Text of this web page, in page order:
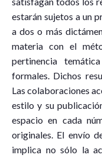
estarán sujetos a un
a dos o más
materia con el
pertinencia
formales. Dichos
Las colaboraciones
estilo y su
espacio en cada
originales. El envío
implica no sólo la